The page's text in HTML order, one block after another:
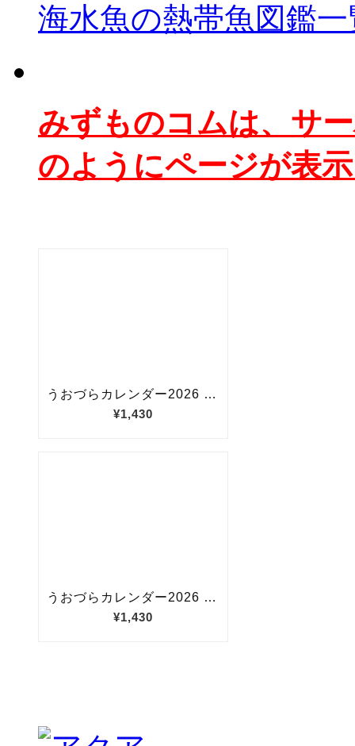
海水魚の熱帯魚図鑑
みずものコムは、サ
のようにページが表